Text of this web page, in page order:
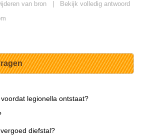
van bron
Bekijk volledig antwoord
legionella ontstaat?
diefstal?